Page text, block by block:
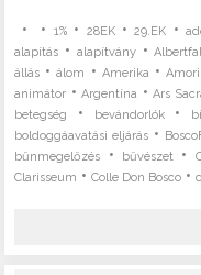
• • 1%• 28EK•29.EK •
alapítás • alapítvány•
állás •álom • Amerika •
animátor •Argentína •Ars
betegség • bevándorlók•
boldoggáavatási eljárás •
bűnmegelőzés • bűvészet•
Clarisseum •Colle Don Bosco •